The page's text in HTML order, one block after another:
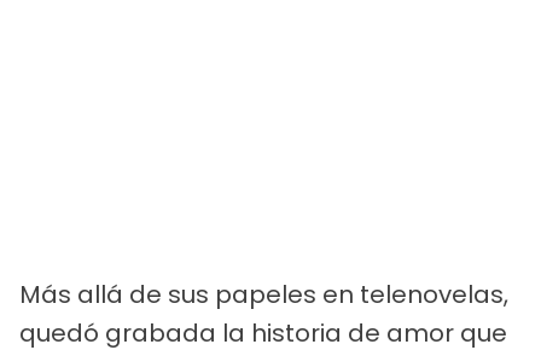
Más allá de sus papeles en telenovelas,
quedó grabada la historia de amor que